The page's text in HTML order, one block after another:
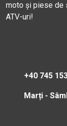
moto și piese de
ATV-uri!
+40 745
Marți -